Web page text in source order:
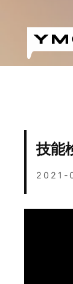
content
技能
2021-